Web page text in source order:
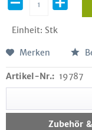
Einheit: Stk
Merken
Artikel-Nr.: 19787
Zubehör